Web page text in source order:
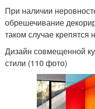
При наличии
обрешечивание
таком случае крепятся
Дизайн совмещенной
стили (110 фото)